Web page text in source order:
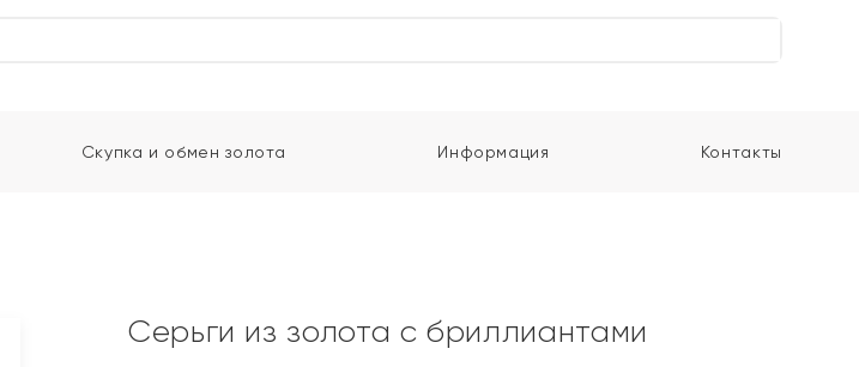
Скупка и обмен золота Информация Контакты
Серьги из золота с бриллиантами